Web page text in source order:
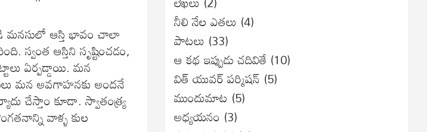
మనసులో ఆస్తి భావం చాలా
ఆస్తిని సృష్టించడం,
ఏర్పడ్డాయి. మన
మన అవగాహనకు అందనే
చేస్తాం కూడా. స్వాతంత్య్ర
వాళ్ళ కుల
నీలి నేల ఎతలు (4)
పాటలు (33)
ఆ కథ ఇప్పుడు చదివితే (10)
విత్ యువర్ పర్మిషన్ (5)
ముందుమాట (5)
అధ్యయనం (3)